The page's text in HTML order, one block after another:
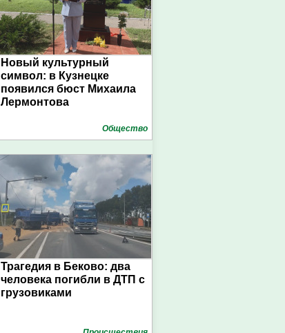
Новый культурный
символ: в Кузнецке
появился бюст Михаила
Лермонтова
Общество
Трагедия в Беково: два
человека погибли в ДТП с
грузовиками